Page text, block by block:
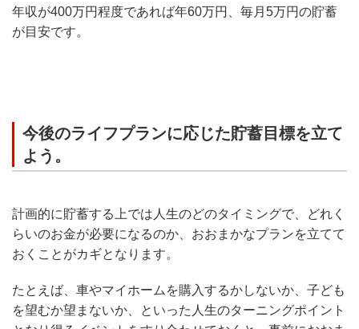
年収が400万円程度であれば年60万円、毎月5万円の貯蓄
が目安です。
今後のライフプランに応じた貯蓄目標を立て
よう。
計画的に貯蓄する上では人生のどのタイミングで、どれく
らいのお金が必要になるのか、おおまかなプランを立てて
おくことがカギとなります。
たとえば、車やマイホームを購入するかしないか、子ども
を望むか望まないか、といった人生のターニングポイント